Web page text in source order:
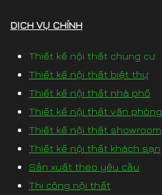
DỊCH VỤ CHÍNH
Thiết kế nội thất chung cư
Thiết kế nội thất biệt thự
Thiết kế nội thất nhà phố
Thiết kế nội thất văn phòng
Thiết kế nội thất showroom
Thiết kế nội thất khách sạn
Sản xuất theo yêu cầu
Thi công nội thất